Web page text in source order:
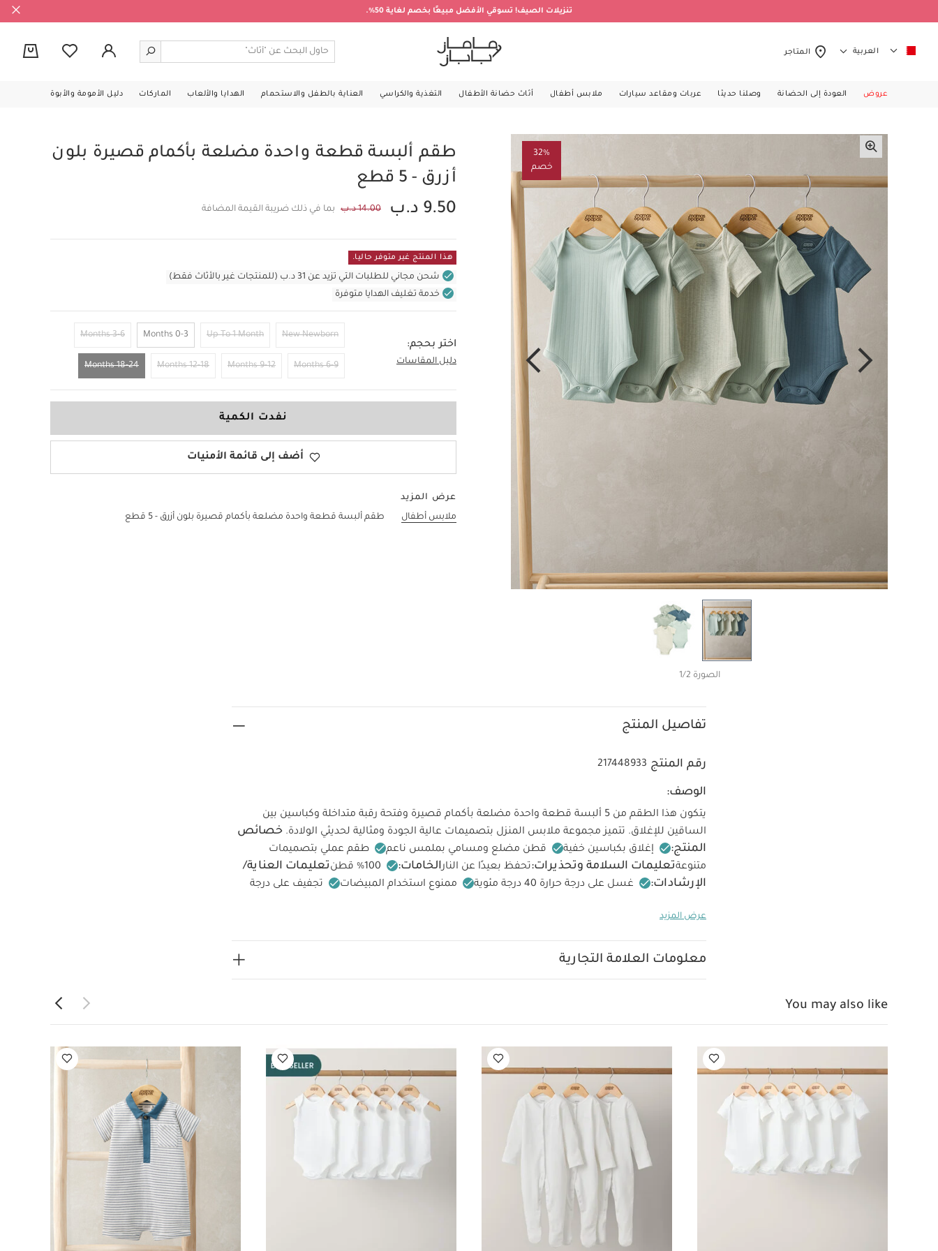
تنزيلات الصيف! تسوقي الأفضل مبيعًا بخصم لغاية 50%.
العربية المتاجر
عروض العودة إلى الحضانة وصلنا حديثا عربات ومقاعد سيارات ملابس أطفال أثاث حضانة الأطفال التغذية والكراسي العناية بالطفل والاستحمام الهدايا والألعاب الماركات دليل الأمومة والأبوة
32%
خصم
الصورة 1/2
طقم ألبسة قطعة واحدة مضلعة بأكمام قصيرة بلون
أزرق - 5 قطع
9.50 د.ب
14.00 د.ب بما في ذلك ضريبة القيمة المضافة
هذا المنتج غير متوفر حاليا.
شحن مجاني للطلبات التي تزيد عن 31 د.ب (للمنتجات غير بالأثاث فقط)
خدمة تغليف الهدايا متوفرة
اختر بحجم:
دليل المقاسات
New Newborn
Up To 1 Month
0-3 Months
3-6 Months
6-9 Months
9-12 Months
12-18 Months
18-24 Months 18-24 Months
نفدت الكمية
أضف إلى قائمة الأمنيات
عرض المزيد
ملابس أطفال
طقم ألبسة قطعة واحدة مضلعة بأكمام قصيرة بلون أزرق - 5 قطع
تفاصيل المنتج
رقم المنتج 217448933
الوصف:
يتكون هذا الطقم من 5 ألبسة قطعة واحدة مضلعة بأكمام قصيرة وفتحة رقبة متداخلة وكباسين بين
الساقين للإغلاق. تتميز مجموعة ملابس المنزل بتصميمات عالية الجودة ومثالية لحديثي الولادة. خصائص
المنتج:
إغلاق بكباسين خفية قطن مضلع ومسامي بملمس ناعم
طقم عملي بتصميمات
متنوعةتعليمات السلامة وتحذيرات:تحفظ بعيدًا عن النارالخامات: 100‏%‏‏ قطن
تعليمات العناية/
الإرشادات:
غسل على درجة حرارة 40 درجة مئوية ممنوع استخدام المبيضات
تجفيف على درجة
كيّ على الجانب الداخلي
أبيض - 5 قطع
أفرول بولو مخطط أفرول سيرساكر
عرض المزيد
معلومات العلامة التجارية
You may also like